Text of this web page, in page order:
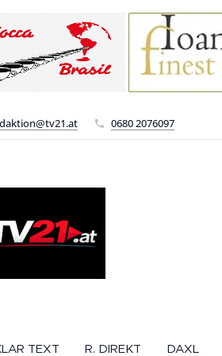
0680 2076097
TEXT R. DIREKT DAXL